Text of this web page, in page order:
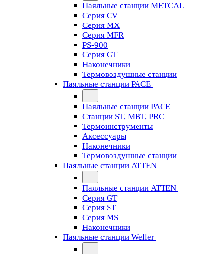
Паяльные станции METCAL
Серия CV
Серия MX
Серия MFR
PS-900
Серия GT
Наконечники
Термовоздушные станции
Паяльные станции PACE
Паяльные станции PACE
Станции ST, MBT, PRC
Термоинструменты
Аксессуары
Наконечники
Термовоздушные станции
Паяльные станции ATTEN
Паяльные станции ATTEN
Серия GT
Серия ST
Серия MS
Наконечники
Паяльные станции Weller